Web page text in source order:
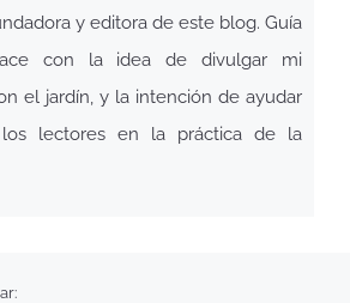
y editora de este blog. Guía
con la idea de divulgar mi
el jardín, y la intención de ayudar
lectores en la práctica de la